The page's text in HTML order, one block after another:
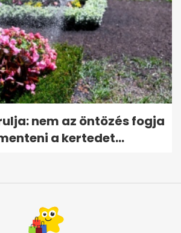
nem az öntözés fogja
a kertedet...